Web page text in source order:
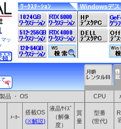
ッ
ﾜｰｸｽﾃｰｼｮﾝ Windowsデス
製品 ・ OS CPU
ﾒｰｶｰ
搭載OS
(※解説)
液晶ｻｲｽﾞ
（解像
度）
質
量
型番
(世代)